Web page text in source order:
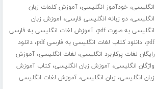
انگلیسی، خودآموز انگلیسی،آموزش کلمات زبان
انگلیسی،دو زبانه انگلیسی فارسی، اموزش زبان
انگلیسی به صورت pdf
،آموزش لغات انگلیسی به فارسی
pdf،دانلود کتاب لغات انگلیسی به فارسی pdf ،دانلود
رایگان لغات پرکاربرد انگلیسی، لغات انگلیسی،آموزش
واژگان انگلیسی،آموزش زبان انگلیسی،کتاب آموزش
زبان انگلیسی، زبان انگلیسی،آموزش لغات انگلیسی